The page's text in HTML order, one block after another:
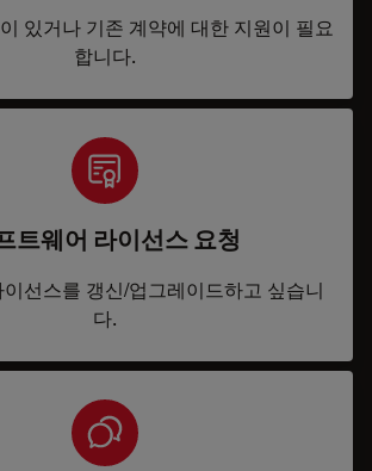
있거나 기존 계약에 대한 지원이 필요
합니다.
트웨어 라이선스 요청
선스를 갱신/업그레이드하고 싶습니
다.